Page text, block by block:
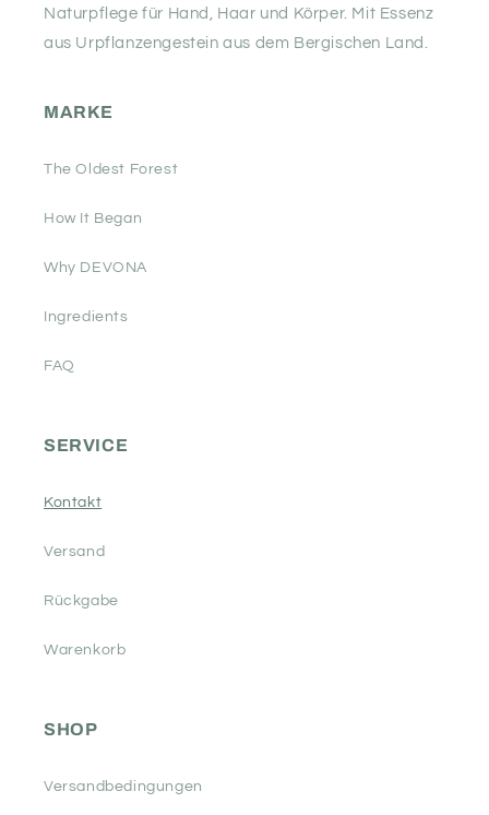
Naturpflege für Hand, Haar und Körper. Mit Essenz
aus Urpflanzengestein aus dem Bergischen Land.
MARKE
The Oldest Forest
How It Began
Why DEVONA
Ingredients
FAQ
SERVICE
Kontakt
Versand
Rückgabe
Warenkorb
SHOP
Versandbedingungen